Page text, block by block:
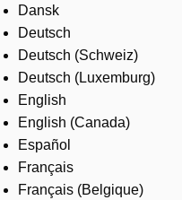
Services
About us
Where to buy
Contact us
Careers
Dansk
Deutsch
Deutsch (Schweiz)
Deutsch (Luxemburg)
English
English (Canada)
Español
Français
Français (Belgique)